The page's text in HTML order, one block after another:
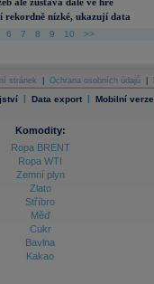
rekordně nízké, ukazují data
6 7 8 9 10 >>
stránek Ochrana osobních údajů
| Data export | Mobilní verze
Komodity:
Ropa BRENT
Ropa WTI
Zemní plyn
Zlato
Stříbro
Měď
Cukr
Bavlna
Kakao